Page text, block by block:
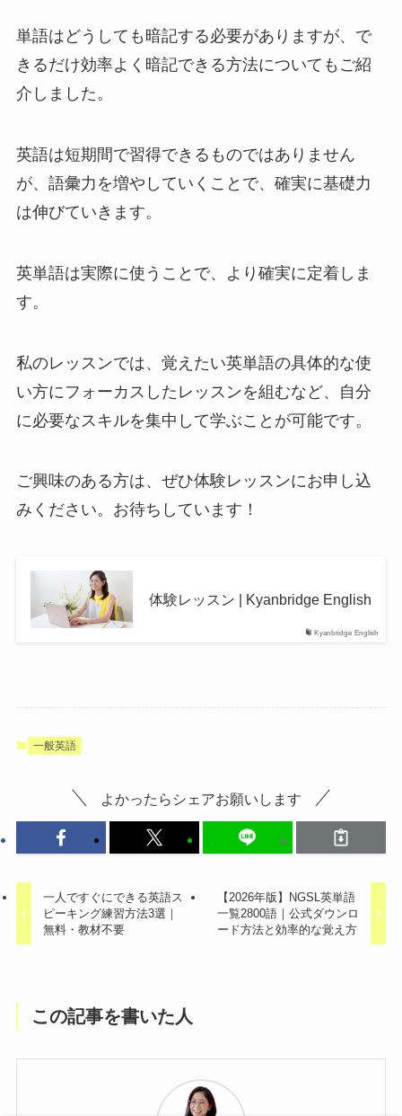
単語はどうしても暗記する必要がありますが、で
きるだけ効率よく暗記できる方法についてもご紹
介しました。
英語は短期間で習得できるものではありません
が、語彙力を増やしていくことで、確実に基礎力
は伸びていきます。
英単語は実際に使うことで、より確実に定着しま
す。
私のレッスンでは、覚えたい英単語の具体的な使
い方にフォーカスしたレッスンを組むなど、自分
に必要なスキルを集中して学ぶことが可能です。
ご興味のある方は、ぜひ体験レッスンにお申し込
みください。お待ちしています！
Kyanbridge English
体験レッスン | Kyanbridge English
一般英語
よかったらシェアお願いします
一人ですぐにできる英語ス
ピーキング練習方法3選｜
無料・教材不要
【2026年版】NGSL英単語
一覧2800語｜公式ダウンロ
ード方法と効率的な覚え方
この記事を書いた人